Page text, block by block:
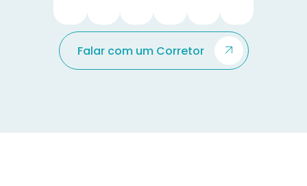
Falar com um Corretor